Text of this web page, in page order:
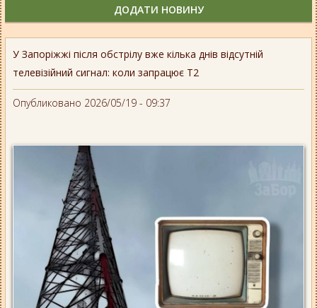
У Запоріжжі після обстрілу вже кілька днів відсутній
телевізійний сигнал: коли запрацює Т2
Опубликовано 2026/05/19 - 09:37
ДОДАТИ НОВИНУ